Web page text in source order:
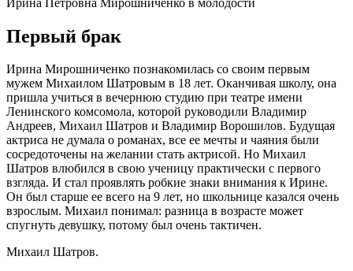
Первый брак
Ирина Мирошниченко познакомилась со своим первым
мужем Михаилом Шатровым в 18 лет. Оканчивая школу, она
пришла учиться в вечернюю студию при театре имени
Ленинского комсомола, которой руководили Владимир
Андреев, Михаил Шатров и Владимир Ворошилов. Будущая
актриса не думала о романах, все ее мечты и чаяния были
сосредоточены на желании стать актрисой. Но Михаил
Шатров влюбился в свою ученицу практически с первого
взгляда. И стал проявлять робкие знаки внимания к Ирине.
Он был старше ее всего на 9 лет, но школьнице казался очень
взрослым. Михаил понимал: разница в возрасте может
спугнуть девушку, потому был очень тактичен.
Михаил Шатров.